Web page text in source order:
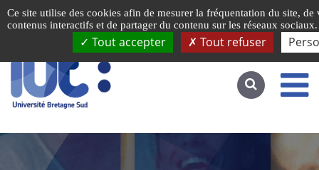
Accéder au site complet
Ce site utilise des cookies afin de mesurer la fréquentation du site, de
contenus interactifs et de partager du contenu sur les réseaux sociaux.
Tout accepter Tout refuser